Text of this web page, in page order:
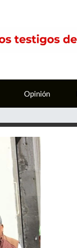
Opinión